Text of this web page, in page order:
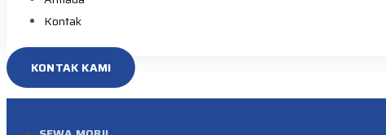
Kontak
KONTAK KAMI